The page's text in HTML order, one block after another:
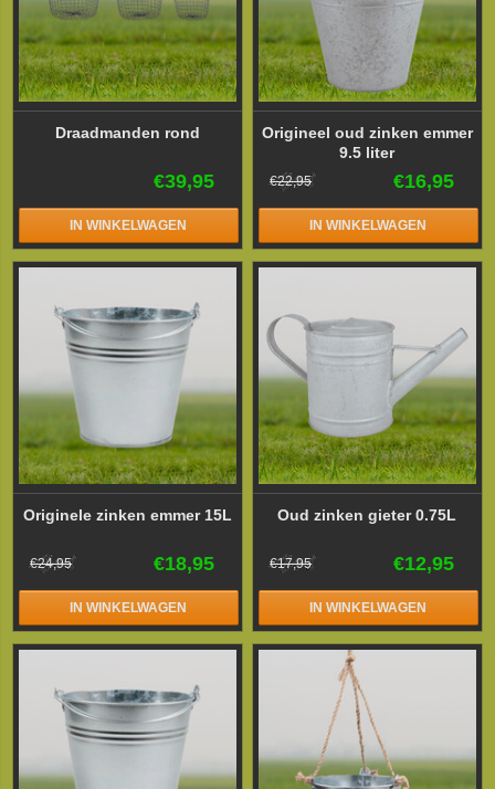
Draadmanden rond
€39,95
IN WINKELWAGEN
Origineel oud zinken emmer
9.5 liter
€16,95
€22,95
IN WINKELWAGEN
Originele zinken emmer 15L
€18,95
€24,95
IN WINKELWAGEN
Oud zinken gieter 0.75L
€12,95
€17,95
IN WINKELWAGEN